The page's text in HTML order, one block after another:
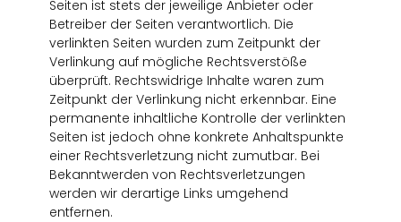
Seiten ist stets der jeweilige Anbieter oder
Betreiber der Seiten verantwortlich. Die
verlinkten Seiten wurden zum Zeitpunkt der
Verlinkung auf mögliche Rechtsverstöße
überprüft. Rechtswidrige Inhalte waren zum
Zeitpunkt der Verlinkung nicht erkennbar. Eine
permanente inhaltliche Kontrolle der verlinkten
Seiten ist jedoch ohne konkrete Anhaltspunkte
einer Rechtsverletzung nicht zumutbar. Bei
Bekanntwerden von Rechtsverletzungen
werden wir derartige Links umgehend
entfernen.